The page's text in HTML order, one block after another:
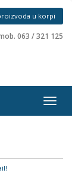
u korpi
063 / 321 125